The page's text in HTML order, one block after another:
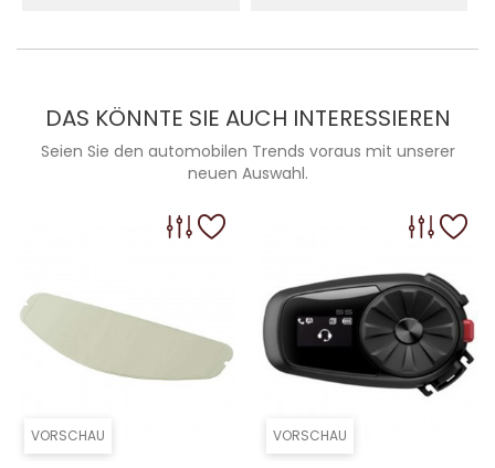
DAS KÖNNTE SIE AUCH INTERESSIEREN
Seien Sie den automobilen Trends voraus mit unserer
neuen Auswahl.
VORSCHAU VORSCHAU